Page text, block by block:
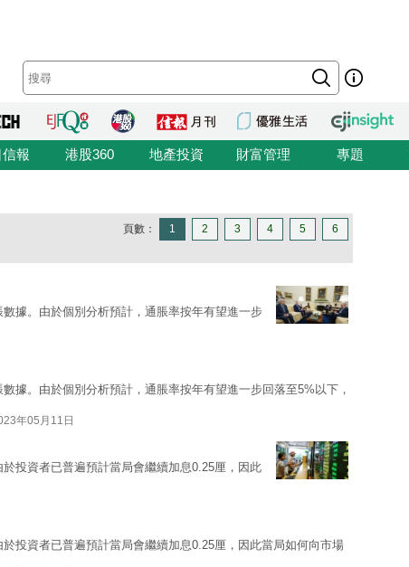
報 港股360 地產投資 財富管理 專題
頁數： 1 2 3 4 5 6
據。由於個別分析預計，通脹率按年有望進一步
據。由於個別分析預計，通脹率按年有望進一步回落至5%以下，
年05月11日
投資者已普遍預計當局會繼續加息0.25厘，因此
投資者已普遍預計當局會繼續加息0.25厘，因此當局如何向市場